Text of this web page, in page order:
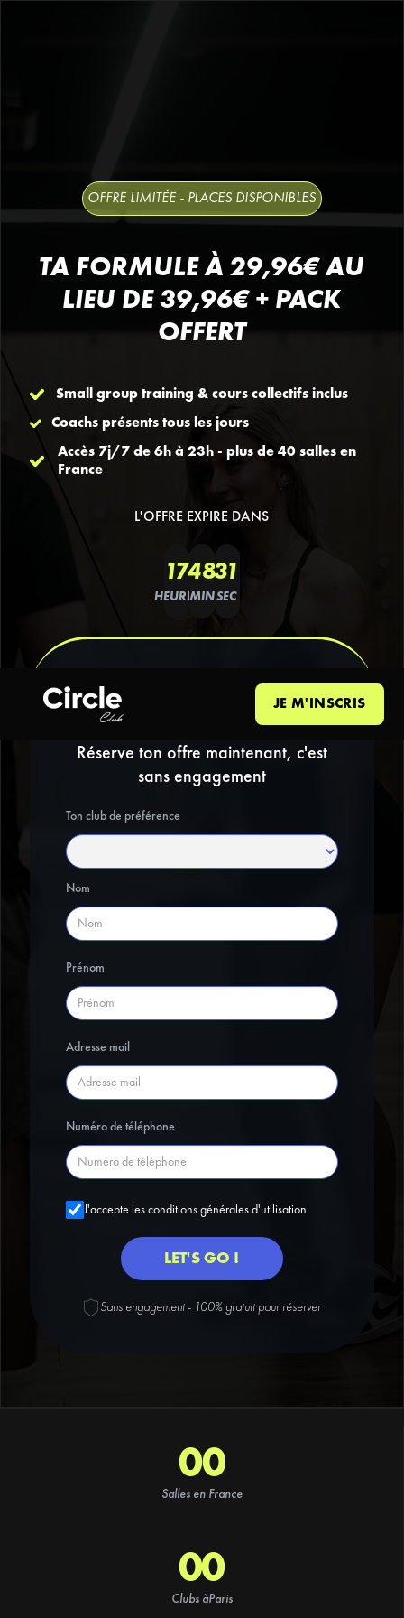
JE M'INSCRIS
OFFRE LIMITÉE - PLACES DISPONIBLES
TA FORMULE À 29,96€ AU
LIEU DE 39,96€ + PACK
OFFERT
Small group training & cours collectifs inclus
Coachs présents tous les jours
Accès 7j/7 de 6h à 23h - plus de 40 salles en
France
L'OFFRE EXPIRE DANS
17
HEURES
48
MIN
31
SEC
PRÉINSCRIPTION
GRATUITE
Réserve ton offre maintenant, c'est
sans engagement
Ton club de préférence
Nom
Prénom
Adresse mail
Numéro de téléphone
J'accepte les conditions générales d'utilisation
Sans engagement - 100% gratuit pour réserver
0
1
2
3
0
1
2
3
Salles en France
00
Clubs àParis